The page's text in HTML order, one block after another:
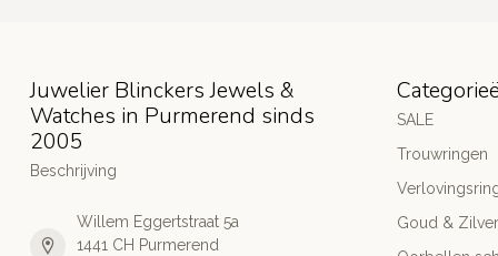
Juwelier Blinckers Jewels &
Watches in Purmerend sinds
2005
Beschrijving
Willem Eggertstraat 5a
1441 CH Purmerend
SALE
Trouwringen
Goud &